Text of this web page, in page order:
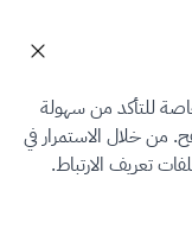
للتأكد من سهولة
من خلال الاستمرار في
تعريف الارتباط.